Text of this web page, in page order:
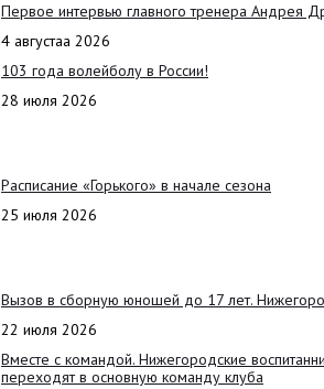
Первое интервью главного тренера Андрея
4 августаа 2026
103 года волейболу в России!
28 июля 2026
Расписание «Горького» в начале сезона
25 июля 2026
Вызов в сборную юношей до 17 лет.
22 июля 2026
Вместе с командой. Нижегородские
переходят в основную команду клуба